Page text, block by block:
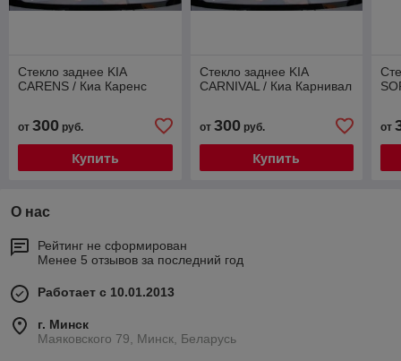
Стекло заднее KIA
CARENS / Киа Каренс
от 300 руб.
Купить
Стекло заднее KIA
CARNIVAL / Киа Карнивал
от 300руб.
Купить
от
О нас
Рейтинг не сформирован
Менее 5 отзывов за последний год
Работает с 10.01.2013
г. Минск
Маяковского 79, Минск, Беларусь